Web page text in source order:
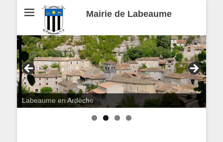
Mairie de Labeaume
Labeaume en Ardèche